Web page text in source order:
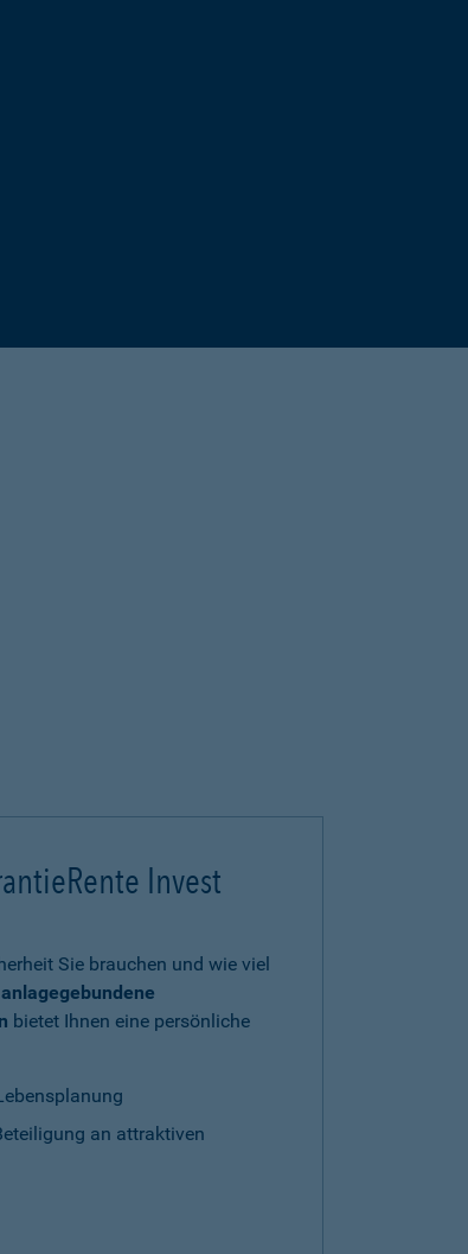
Invest
Sie brauchen und wie viel
anlagegebundene
bietet Ihnen eine persönliche
an attraktiven